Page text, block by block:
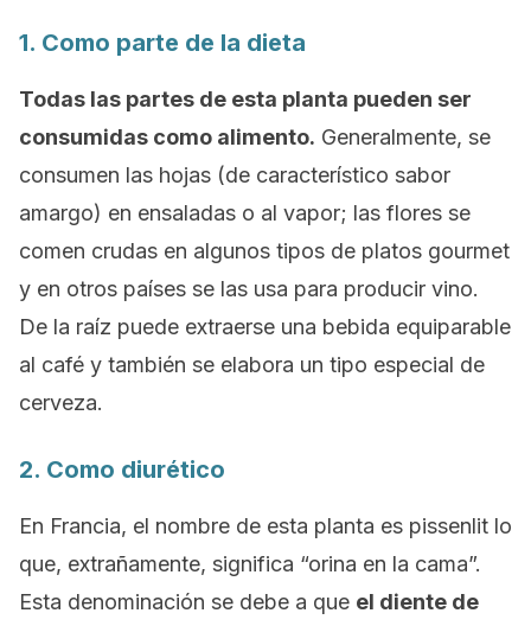
1. Como parte de la dieta
Todas las partes de esta planta pueden ser
consumidas como alimento. Generalmente, se
consumen las hojas (de característico sabor
amargo) en ensaladas o al vapor; las flores se
comen crudas en algunos tipos de platos gourmet
y en otros países se las usa para producir vino.
De la raíz puede extraerse una bebida equiparable
al café y también se elabora un tipo especial de
cerveza.
2. Como diurético
En Francia, el nombre de esta planta es pissenlit lo
que, extrañamente, significa “orina en la cama”.
Esta denominación se debe a que el diente de